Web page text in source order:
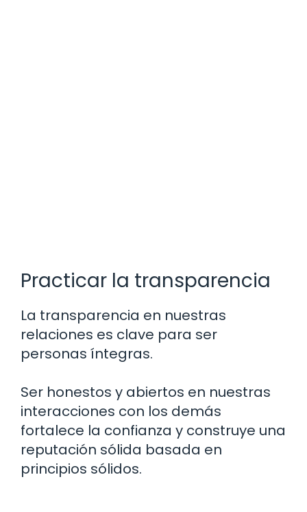
Practicar la transparencia
La transparencia en nuestras
relaciones es clave para ser
personas íntegras.
Ser honestos y abiertos en nuestras
interacciones con los demás
fortalece la confianza y construye una
reputación sólida basada en
principios sólidos.